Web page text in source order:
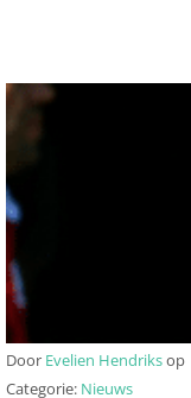
Door Evelien Hendriksop
Categorie: Nieuws